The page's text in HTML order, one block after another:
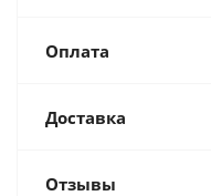
Оплата
Доставка
Отзывы